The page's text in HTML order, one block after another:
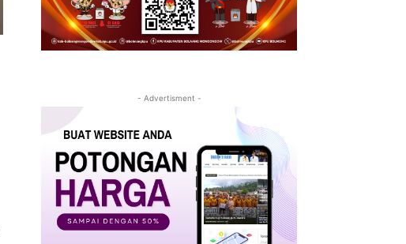
- Advertisment -